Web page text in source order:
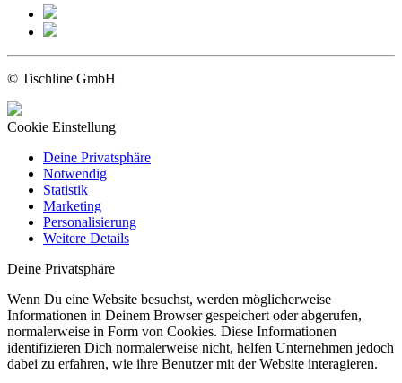
© Tischline GmbH
Cookie Einstellung
Deine Privatsphäre
Notwendig
Statistik
Marketing
Personalisierung
Weitere Details
Deine Privatsphäre
Wenn Du eine Website besuchst, werden möglicherweise
Informationen in Deinem Browser gespeichert oder abgerufen,
normalerweise in Form von Cookies. Diese Informationen
identifizieren Dich normalerweise nicht, helfen Unternehmen jedoch
dabei zu erfahren, wie ihre Benutzer mit der Website interagieren.